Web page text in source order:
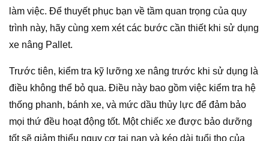
làm việc. Để thuyết phục bạn về tầm quan trọng của quy
trình này, hãy cùng xem xét các bước cần thiết khi sử dụng
xe nâng Pallet.
Trước tiên, kiểm tra kỹ lưỡng xe nâng trước khi sử dụng là
điều không thể bỏ qua. Điều này bao gồm việc kiểm tra hệ
thống phanh, bánh xe, và mức dầu thủy lực để đảm bảo
mọi thứ đều hoạt động tốt. Một chiếc xe được bảo dưỡng
tốt sẽ giảm thiểu nguy cơ tai nạn và kéo dài tuổi thọ của